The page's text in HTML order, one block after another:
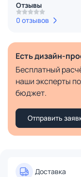
Отзывы
0 отзывов
Есть дизайн-
Бесплатный
наши эксперты
бюджет.
Отправить
Доставка